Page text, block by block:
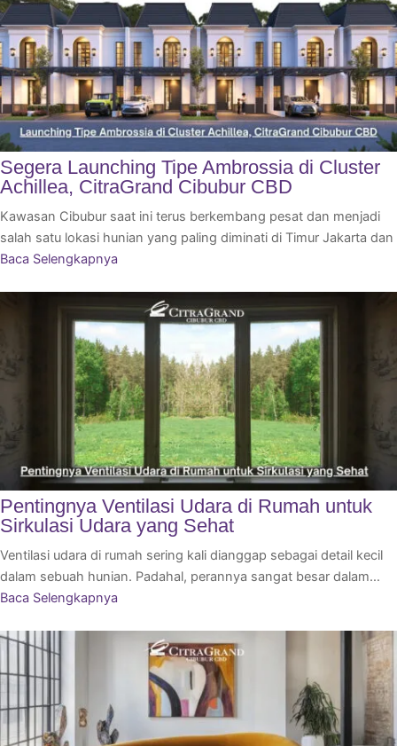
Segera Launching Tipe Ambrossia di Cluster
Achillea, CitraGrand Cibubur CBD
Kawasan Cibubur saat ini terus berkembang pesat dan menjadi
salah satu lokasi hunian yang paling diminati di Timur Jakarta dan
Baca Selengkapnya
Pentingnya Ventilasi Udara di Rumah untuk
Sirkulasi Udara yang Sehat
Ventilasi udara di rumah sering kali dianggap sebagai detail kecil
dalam sebuah hunian. Padahal, perannya sangat besar dalam…
Baca Selengkapnya